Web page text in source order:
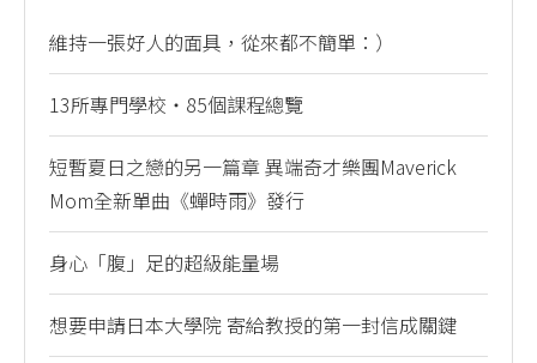
維持一張好人的面具，從來都不簡單：）
13所專門學校・85個課程總覽
短暫夏日之戀的另一篇章 異端奇才樂團Maverick
Mom全新單曲《蟬時雨》發行
身心「腹」足的超級能量場
想要申請日本大學院 寄給教授的第一封信成關鍵